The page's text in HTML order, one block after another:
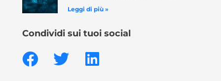
Leggi di più »
Condividi sui tuoi social